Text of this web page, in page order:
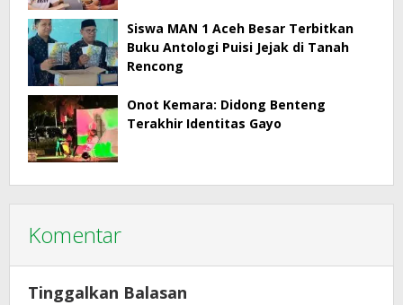
Siswa MAN 1 Aceh Besar Terbitkan
Buku Antologi Puisi Jejak di Tanah
Rencong
Onot Kemara: Didong Benteng
Terakhir Identitas Gayo
Komentar
Tinggalkan Balasan